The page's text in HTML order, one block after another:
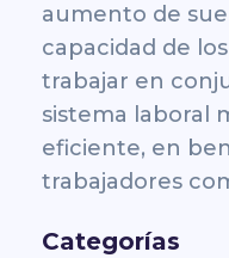
aumento de
capacidad de
trabajar en
sistema laboral
eficiente, en
trabajadores
Categorías